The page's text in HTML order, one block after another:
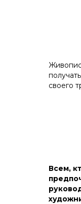
получать
своего
Всем,